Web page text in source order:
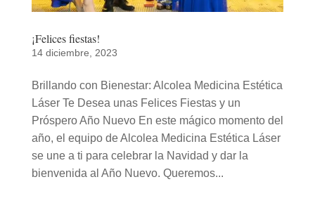
¡Felices fiestas!
14 diciembre, 2023
Brillando con Bienestar: Alcolea Medicina Estética
Láser Te Desea unas Felices Fiestas y un
Próspero Año Nuevo En este mágico momento del
año, el equipo de Alcolea Medicina Estética Láser
se une a ti para celebrar la Navidad y dar la
bienvenida al Año Nuevo. Queremos...